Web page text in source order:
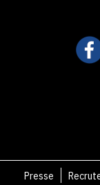
Presse